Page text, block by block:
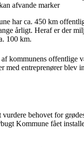
afvande marker
har ca. 450 km
årligt. Heraf er der
100 km.
kommunens offentlige
med entreprenører blev
behovet for
Kommune fået